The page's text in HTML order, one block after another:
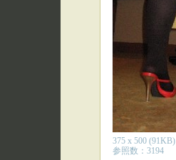
375 x 500 (91KB)
参照数：3194